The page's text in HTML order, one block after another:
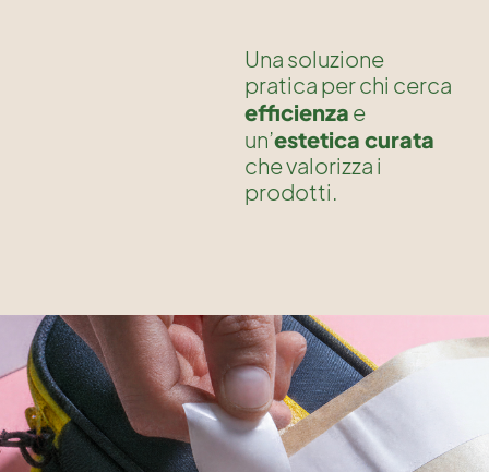
Una soluzione
pratica per chi cerca
efficienza e
un’estetica curata
che valorizza i
prodotti.